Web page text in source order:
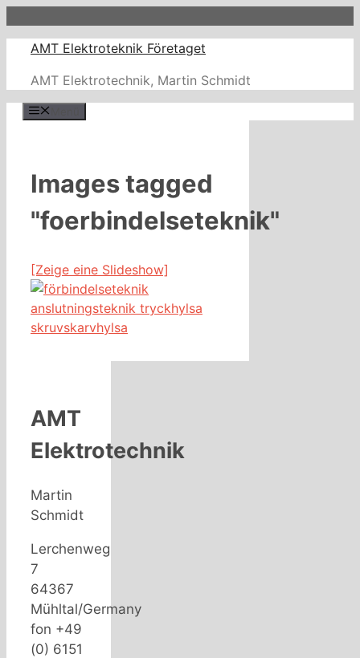
Inhalt
springen
AMT Elektroteknik Företaget
AMT Elektrotechnik, Martin Schmidt
Images tagged
"foerbindelseteknik"
[Zeige eine Slideshow]
AMT
Elektrotechnik
Martin
Schmidt
Lerchenweg
7
64367
Mühltal/Germany
fon +49
(0) 6151